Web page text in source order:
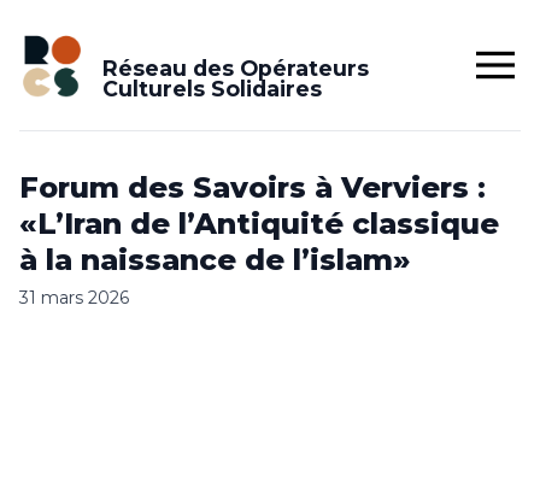
Réseau des Opérateurs
Culturels Solidaires
Forum des Savoirs à Verviers :
«L’Iran de l’Antiquité classique
à la naissance de l’islam»
31 mars 2026